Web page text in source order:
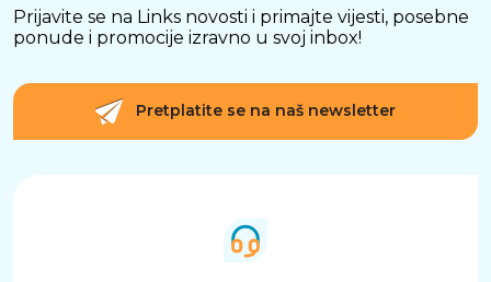
Prijavite se na Links novosti i primajte vijesti, posebne
ponude i promocije izravno u svoj inbox!
Pretplatite se na naš newsletter